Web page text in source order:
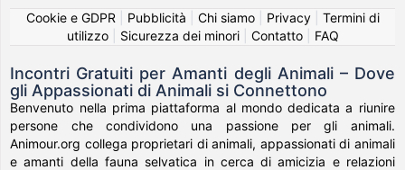
Cookie e GDPR
Pubblicità Chi siamo| Privacy| Termini di
utilizzo| Sicurezza dei minori| Contatto| FAQ
Incontri Gratuiti per Amanti degli Animali – Dove
gli Appassionati di Animali si Connettono
Benvenuto nella prima piattaforma al mondo dedicata a riunire
persone che condividono una passione per gli animali.
Animour.org collega proprietari di animali, appassionati di animali
e amanti della fauna selvatica in cerca di amicizia e relazioni